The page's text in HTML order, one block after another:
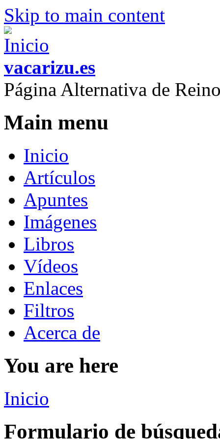
Skip to main content
vacarizu.es
Página Alternativa de
Main menu
Inicio
Artículos
Apuntes
Imágenes
Libros
Vídeos
Enlaces
Filtros
Acerca de
You are here
Inicio
Formulario de